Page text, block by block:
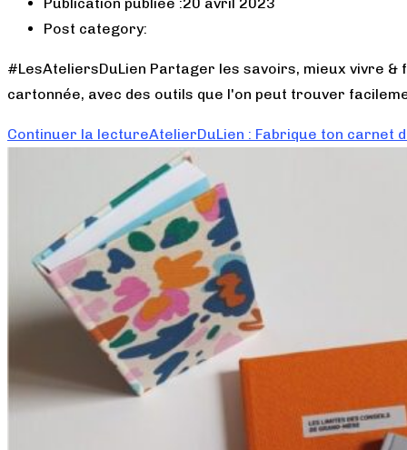
Post category:
#LesAteliersDuLien Partager les savoirs, mieux vivre
cartonnée, avec des outils que l'on peut trouver
Continuer la lectureAtelierDuLien : Fabrique ton carnet